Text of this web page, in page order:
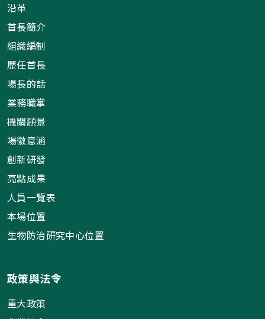
沿革
首長簡介
組織編制
歷任首長
場長的話
業務職掌
機關願景
場徽意涵
創新研發
亮點成果
人員一覽表
本場位置
生物防治研究中心位置
政策與法令
重大政策